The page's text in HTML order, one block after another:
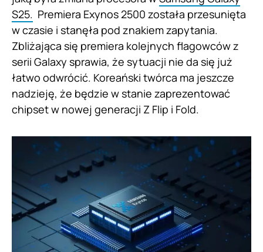
S25. Premiera Exynos 2500 została przesunięta
w czasie i stanęła pod znakiem zapytania.
Zbliżająca się premiera kolejnych flagowców z
serii Galaxy sprawia, że sytuacji nie da się już
łatwo odwrócić. Koreański twórca ma jeszcze
nadzieję, że będzie w stanie zaprezentować
chipset w nowej generacji Z Flip i Fold.